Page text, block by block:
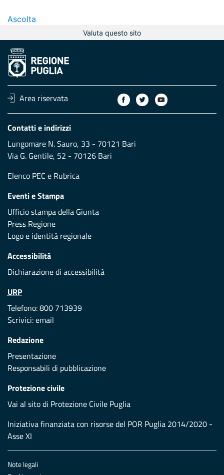
Ascolta
Valuta questo sito
Area riservata
Contatti e indirizzi
Lungomare N. Sauro, 33 - 70121 Bari
Via G. Gentile, 52 - 70126 Bari
Elenco PEC e Rubrica
Eventi e Stampa
Ufficio stampa della Giunta
Press Regione
Logo e identità regionale
Accessibilità
Dichiarazione di accessibilità
URP
Telefono: 800 713939
Scrivici:email
Redazione
Presentazione
Responsabili di pubblicazione
Protezione civile
Vai al sito di Protezione Civile Puglia
Iniziativa finanziata con risorse del POR Puglia 2014/2020 -
Asse XI
Note legali